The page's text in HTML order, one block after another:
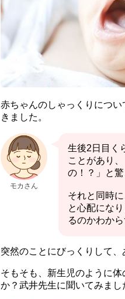
赤ちゃんのしゃっくりにつ
きました。
モカさん
生後2日目く
ことがあり
の！？」と驚
それと同時に
と心配にな
るのかわか
突然のことにびっくりして、
そもそも、新生児のように
か？武井先生に聞いてみまし